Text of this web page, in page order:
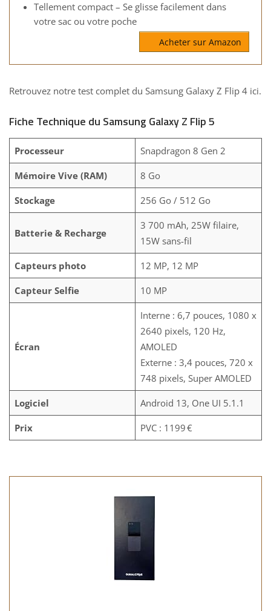
Tellement compact – Se glisse facilement dans
votre sac ou votre poche
Acheter sur Amazon
Retrouvez notre test complet du Samsung Galaxy Z Flip 4 ici.
Fiche Technique du Samsung Galaxy Z Flip 5
Processeur Snapdragon 8 Gen 2
Mémoire Vive (RAM) 8 Go
Stockage 256 Go / 512 Go
Batterie & Recharge
3 700 mAh, 25W filaire,
15W sans-fil
Capteurs photo 12 MP, 12 MP
Capteur Selfie 10 MP
Écran
Interne : 6,7 pouces, 1080 x
2640 pixels, 120 Hz,
AMOLED
Externe : 3,4 pouces, 720 x
748 pixels, Super AMOLED
Logiciel Android 13, One UI 5.1.1
Prix PVC : 1199 €